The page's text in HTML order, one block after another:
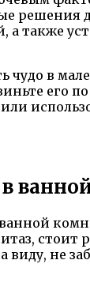
также
чудо в
его
виду, не